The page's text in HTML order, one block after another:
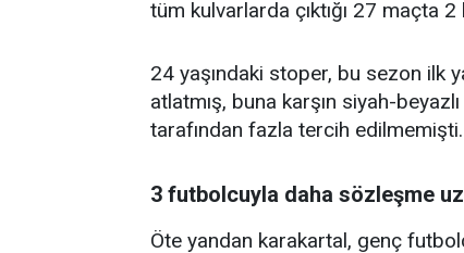
tüm kulvarlarda çıktığı 27 maçta 2
24 yaşındaki stoper, bu sezon ilk
atlatmış, buna karşın siyah-
tarafından fazla tercih edilmemişti.
3 futbolcuyla daha sözleşme
Öte yandan karakartal, genç